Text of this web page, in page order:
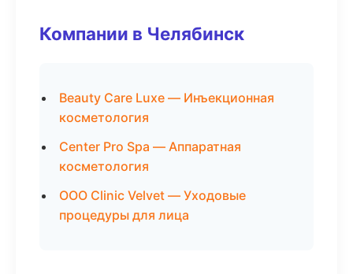
Компании в Челябинск
Beauty Care Luxe — Инъекционная
косметология
Center Pro Spa — Аппаратная
косметология
ООО Clinic Velvet — Уходовые
процедуры для лица